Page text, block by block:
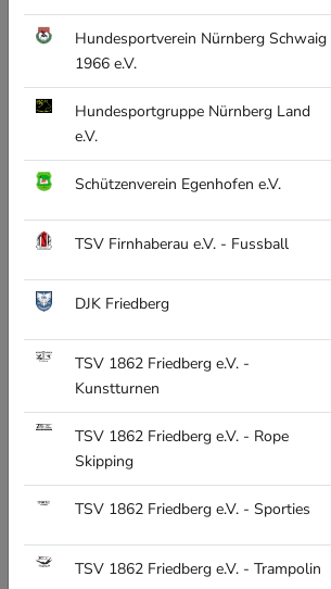
Hundesportverein Nürnberg Schwaig
1966 e.V.
Hundesportgruppe Nürnberg Land
e.V.
Schützenverein Egenhofen e.V.
TSV Firnhaberau e.V. - Fussball
DJK Friedberg
TSV 1862 Friedberg e.V. -
Kunstturnen
TSV 1862 Friedberg e.V. - Rope
Skipping
TSV 1862 Friedberg e.V. - Sporties
TSV 1862 Friedberg e.V. - Trampolin
€24,95
inkl. MwSt
Schuhgröße:
29
35 36 37 38 39
42
Menge:
IN DEN WARENKORB
Weitere Bezahlmöglichkeiten